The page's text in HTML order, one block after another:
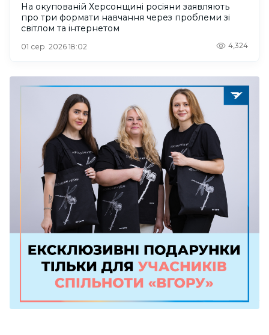
На окупованій Херсонщині росіяни заявляють
про три формати навчання через проблеми зі
світлом та інтернетом
01 сер. 2026 18:02 4,324